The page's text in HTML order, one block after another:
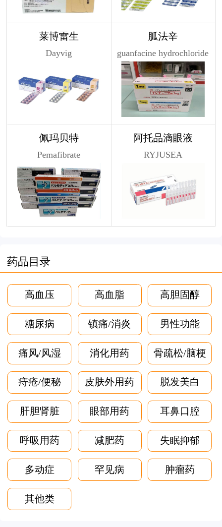
莱博雷生
Dayvig
胍法辛
guanfacine hydrochloride
佩玛贝特
Pemafibrate
阿托品滴眼液
RYJUSEA
药品目录
高血压 高血脂 高胆固醇
糖尿病 镇痛/消炎 男性功能
痛风/风湿 消化用药 骨疏松/脑梗
痔疮/便秘 皮肤外用药 脱发美白
肝胆肾脏 眼部用药 耳鼻口腔
呼吸用药 减肥药 失眠抑郁
多动症 罕见病 肿瘤药
其他类